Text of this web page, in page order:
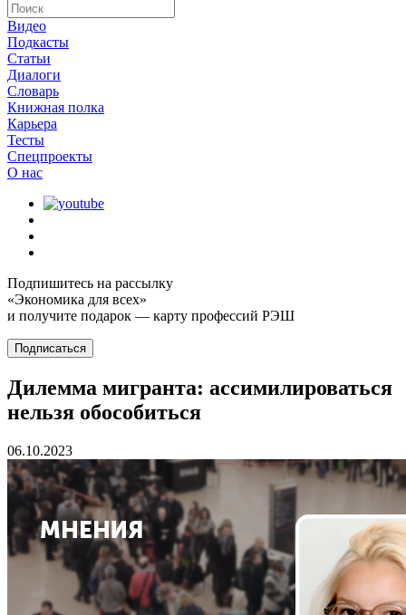
Видео
Подкасты
Статьи
Диалоги
Словарь
Книжная полка
Карьера
Тесты
Спецпроекты
О наc
Подпишитесь на рассылку
«Экономика для всех»
и получите подарок — карту профессий РЭШ
Подписаться
Дилемма мигранта: ассимилироваться
нельзя обособиться
06.10.2023